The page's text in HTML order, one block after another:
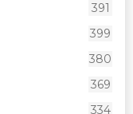
391
399
380
369
334